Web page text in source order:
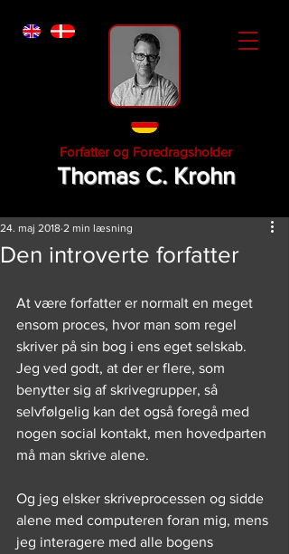
Forfatter og Foredragsholder
Thomas C. Krohn
Den introverte forfatter
24. maj 2018 2 min læsning
At være forfatter er normalt en meget
ensom proces, hvor man som regel
skriver på sin bog i ens eget selskab.
Jeg ved godt, at der er flere, som
benytter sig af skrivegrupper, så
selvfølgelig kan det også foregå med
nogen social kontakt, men hovedparten
må man skrive alene.
Og jeg elsker skriveprocessen og sidde
alene med computeren foran mig, mens
jeg interagere med alle bogens